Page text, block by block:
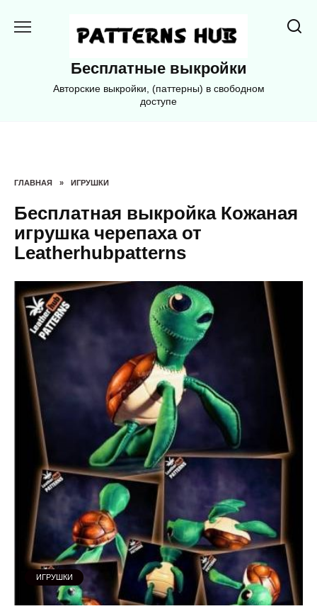
Бесплатные выкройки
Авторские выкройки, (паттерны) в свободном
доступе
ГЛАВНАЯ » ИГРУШКИ
Бесплатная выкройка Кожаная
игрушка черепаха от
Leatherhubpatterns
ИГРУШКИ